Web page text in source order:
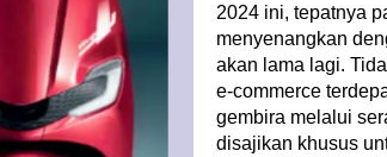
2024 ini, tepatnya
menyenangkan
akan lama lagi.
e-commerce
gembira melalui
disajikan khusus